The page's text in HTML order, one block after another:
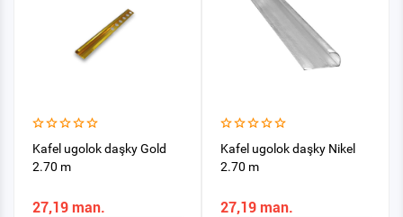
Kafel ugolok daşky Gold
2.70 m
27,19 man.
Kafel ugolok daşky Nikel
2.70 m
27,19 man.